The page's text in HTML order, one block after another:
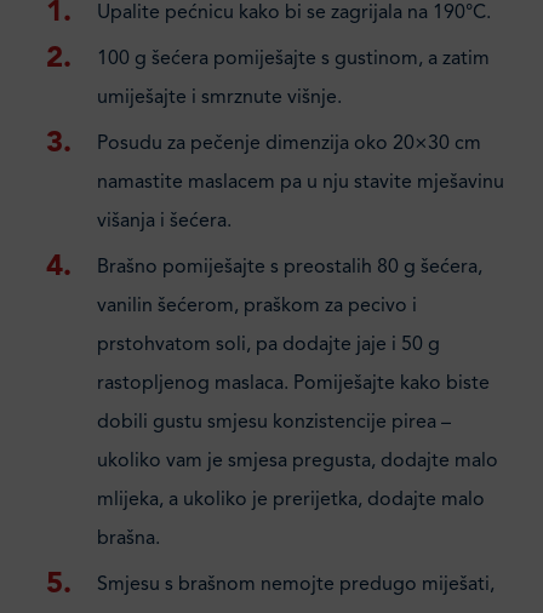
Upalite pećnicu kako bi se zagrijala na 190°C.
100 g šećera pomiješajte s gustinom, a zatim
umiješajte i smrznute višnje.
Posudu za pečenje dimenzija oko 20×30 cm
namastite maslacem pa u nju stavite mješavinu
višanja i šećera.
Brašno pomiješajte s preostalih 80 g šećera,
vanilin šećerom, praškom za pecivo i
prstohvatom soli, pa dodajte jaje i 50 g
rastopljenog maslaca. Pomiješajte kako biste
dobili gustu smjesu konzistencije pirea –
ukoliko vam je smjesa pregusta, dodajte malo
mlijeka, a ukoliko je prerijetka, dodajte malo
brašna.
Smjesu s brašnom nemojte predugo miješati,